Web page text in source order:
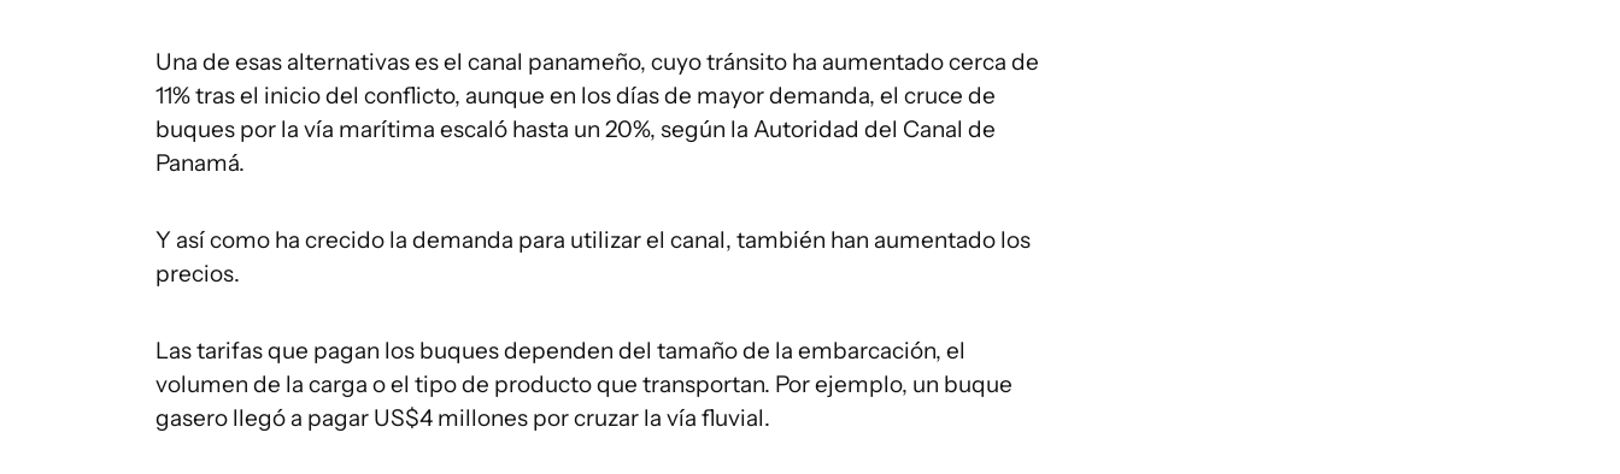
Una de esas alternativas es el canal panameño, cuyo tránsito ha aumentado cerca de
11% tras el inicio del conflicto, aunque en los días de mayor demanda, el cruce de
buques por la vía marítima escaló hasta un 20%, según la Autoridad del Canal de
Panamá.
Y así como ha crecido la demanda para utilizar el canal, también han aumentado los
precios.
Las tarifas que pagan los buques dependen del tamaño de la embarcación, el
volumen de la carga o el tipo de producto que transportan. Por ejemplo, un buque
gasero llegó a pagar US$4 millones por cruzar la vía fluvial.